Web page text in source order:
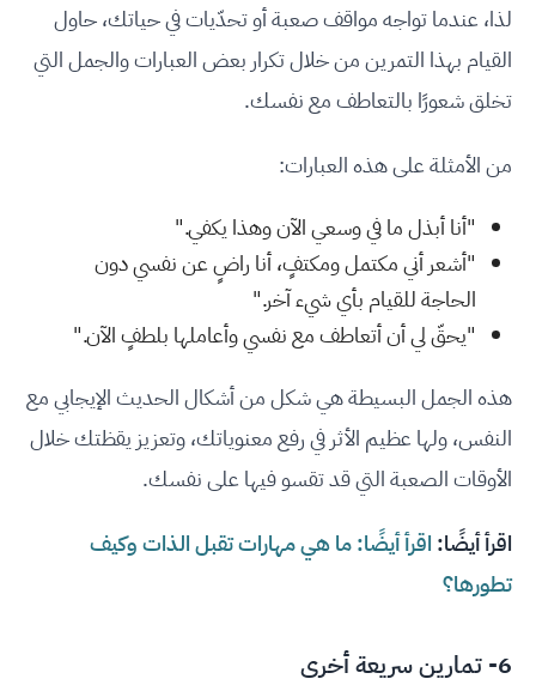
لذا، عندما تواجه مواقف صعبة أو تحدّيات في حياتك، حاول
القيام بهذا التمرين من خلال تكرار بعض العبارات والجمل التي
تخلق شعورًا بالتعاطف مع نفسك.
من الأمثلة على هذه العبارات:
"أنا أبذل ما في وسعي الآن وهذا يكفي."
"أشعر أني مكتمل ومكتفٍ، أنا راضٍ عن نفسي دون
الحاجة للقيام بأي شيء آخر."
"يحقّ لي أن أتعاطف مع نفسي وأعاملها بلطفٍ الآن."
هذه الجمل البسيطة هي شكل من أشكال الحديث الإيجابي مع
النفس، ولها عظيم الأثر في رفع معنوياتك، وتعزيز يقظتك خلال
الأوقات الصعبة التي قد تقسو فيها على نفسك.
اقرأ أيضًا: اقرأ أيضًا: ما هي مهارات تقبل الذات وكيف
تطورها؟
6- تمارين سريعة أخرى